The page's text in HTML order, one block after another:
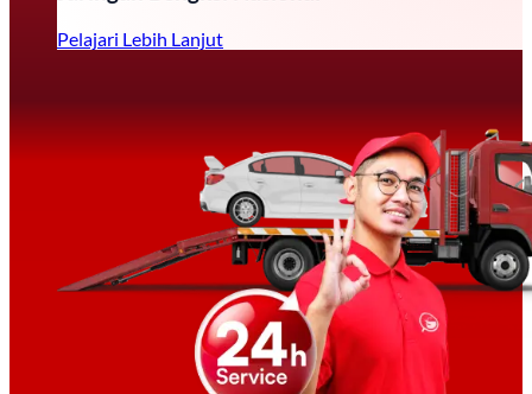
Pelajari Lebih Lanjut